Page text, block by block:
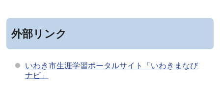
外部リンク
いわき市生涯学習ポータルサイト「いわきまなび
ナビ」